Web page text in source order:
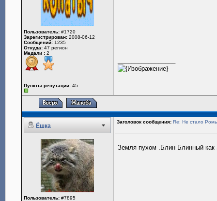
Пользователь: #1720
Зарегистрирован: 2008-06-12
Сообщений: 1235
Откуда: 47 регион
Медали : 2
Пункты репутации: 45
Ёшка
Заголовок сообщения: Re: Не стало
Пользователь: #7895
Земля пухом .Блин Блинный как